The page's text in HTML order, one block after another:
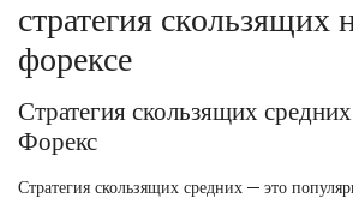
стратегия скользящих
форексе
Стратегия скользящих
Форекс
Стратегия скользящих средних ─ это